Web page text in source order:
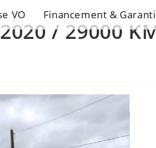
VO Financement &
/ 29000